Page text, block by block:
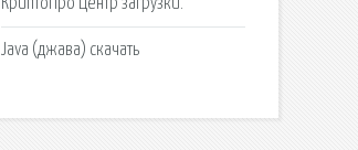
КриптоПро Центр загрузки.
Java (джава) скачать